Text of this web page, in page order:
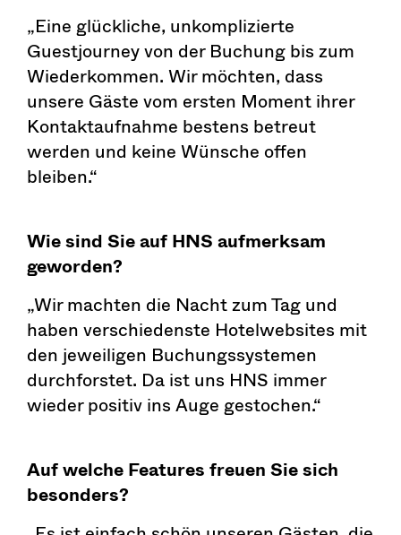
„Eine glückliche, unkomplizierte
Guestjourney von der Buchung bis zum
Wiederkommen. Wir möchten, dass
unsere Gäste vom ersten Moment ihrer
Kontaktaufnahme bestens betreut
werden und keine Wünsche offen
bleiben.“
Wie sind Sie auf HNS aufmerksam
geworden?
„Wir machten die Nacht zum Tag und
haben verschiedenste Hotelwebsites mit
den jeweiligen Buchungssystemen
durchforstet. Da ist uns HNS immer
wieder positiv ins Auge gestochen.“
Auf welche Features freuen Sie sich
besonders?